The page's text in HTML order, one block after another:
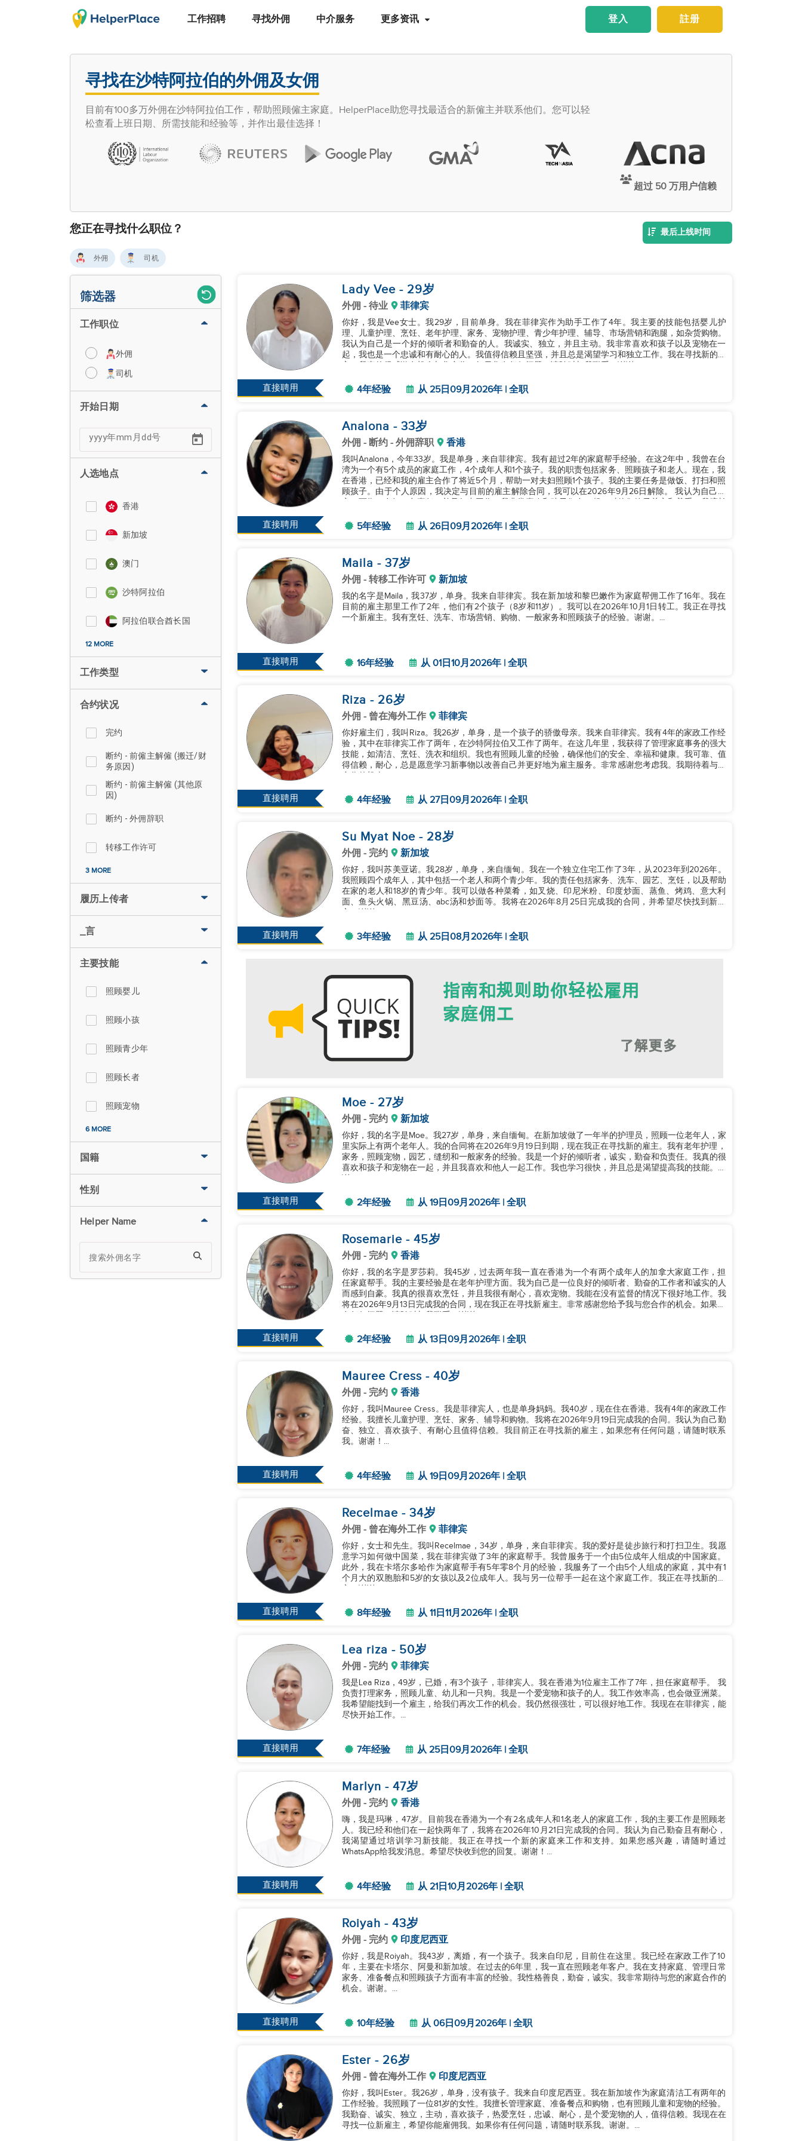
工作招聘 寻找外佣 中介服务 更多资讯 註册
登入
寻找在沙特阿拉伯的外佣及女佣
目前有100多万外佣在沙特阿拉伯工作，帮助照顾僱主家庭。HelperPlace助您寻找最适合的新僱主并联系他们。您可以轻
松查看上班日期、所需技能和经验等，并作出最佳选择！
超过 50 万用户信赖
您正在寻找什么职位？ 最后上线时间
外佣 司机
筛选器
工作职位
外佣
司机
开始日期
人选地点
香港
新加坡
澳门
沙特阿拉伯
阿拉伯联合酋长国
12 MORE
工作类型
合约状况
完约
断约 - 前僱主解僱 (搬迁/财
务原因)
断约 - 前僱主解僱 (其他原
因)
断约 - 外佣辞职
转移工作许可
3 MORE
履历上传者
_言
主要技能
照顾婴儿
照顾小孩
照顾青少年
照顾长者
照顾宠物
6 MORE
国籍
性别
Helper Name
直接聘用
Lady Vee - 29岁
外佣 - 待业 菲律宾
你好，我是Vee女士。我29岁，目前单身。我在菲律宾作为助手工作了4年。我主要的技能包括婴儿护
理、儿童护理、烹饪、老年护理、家务、宠物护理、青少年护理、辅导、市场营销和跑腿，如杂货购物。
我认为自己是一个好的倾听者和勤奋的人。我诚实、独立，并且主动。我非常喜欢和孩子以及宠物在一
起，我也是一个忠诚和有耐心的人。我值得信赖且坚强，并且总是渴望学习和独立工作。我在寻找新的雇
4年经验 从 25日09月2026年 | 全职
直接聘用
Analona - 33岁
外佣 - 断约 - 外佣辞职 香港
我叫Analona，今年33岁。我是单身，来自菲律宾。我有超过2年的家庭帮手经验。在这2年中，我曾在台
湾为一个有5个成员的家庭工作，4个成年人和1个孩子。我的职责包括家务、照顾孩子和老人。现在，我
在香港，已经和我的雇主合作了将近5个月，帮助一对夫妇照顾1个孩子。我的主要任务是做饭、打扫和照
顾孩子。由于个人原因，我决定与目前的雇主解除合同，我可以在2026年9月26日解除。 我认为自己耐
5年经验 从 26日09月2026年 | 全职
直接聘用
Maila - 37岁
外佣 - 转移工作许可 新加坡
我的名字是Maila，我37岁，单身。我来自菲律宾。我在新加坡和黎巴嫩作为家庭帮佣工作了16年。我在
目前的雇主那里工作了2年，他们有2个孩子（8岁和11岁）。我可以在2026年10月1日转工。我正在寻找
一个新雇主。我有烹饪、洗车、市场营销、购物、一般家务和照顾孩子的经验。谢谢。...
16年经验 从 01日10月2026年 | 全职
直接聘用
Riza - 26岁
外佣 - 曾在海外工作 菲律宾
你好雇主们，我叫Riza。我26岁，单身，是一个孩子的骄傲母亲。我来自菲律宾。我有4年的家政工作经
验，其中在菲律宾工作了两年，在沙特阿拉伯又工作了两年。在这几年里，我获得了管理家庭事务的强大
技能，如清洁、烹饪、洗衣和组织。我也有照顾儿童的经验，确保他们的安全、幸福和健康。我可靠、值
得信赖，耐心，总是愿意学习新事物以改善自己并更好地为雇主服务。非常感谢您考虑我。我期待着与您
4年经验 从 27日09月2026年 | 全职
直接聘用
Su Myat Noe - 28岁
外佣 - 完约 新加坡
你好，我叫苏美亚诺。我28岁，单身，来自缅甸。我在一个独立住宅工作了3年，从2023年到2026年。
我照顾四个成年人，其中包括一个老人和两个青少年。我的责任包括家务、洗车、园艺、烹饪，以及帮助
在家的老人和18岁的青少年。我可以做各种菜肴，如叉烧、印尼米粉、印度炒面、蒸鱼、烤鸡、意大利
面、鱼头火锅、黑豆汤、abc汤和炒面等。我将在2026年8月25日完成我的合同，并希望尽快找到新雇
3年经验 从 25日08月2026年 | 全职
直接聘用
Moe - 27岁
外佣 - 完约 新加坡
你好，我的名字是Moe。我27岁，单身，来自缅甸。在新加坡做了一年半的护理员，照顾一位老年人，家
里实际上有两个老年人。我的合同将在2026年9月19日到期，现在我正在寻找新的雇主。我有老年护理，
家务，照顾宠物，园艺，缝纫和一般家务的经验。我是一个好的倾听者，诚实，勤奋和负责任。我真的很
喜欢和孩子和宠物在一起，并且我喜欢和他人一起工作。我也学习很快，并且总是渴望提高我的技能。谢
2年经验 从 19日09月2026年 | 全职
直接聘用
Rosemarie - 45岁
外佣 - 完约 香港
你好，我的名字是罗莎莉。我45岁，过去两年我一直在香港为一个有两个成年人的加拿大家庭工作，担
任家庭帮手。我的主要经验是在老年护理方面。我为自己是一位良好的倾听者、勤奋的工作者和诚实的人
而感到自豪。我真的很喜欢烹饪，并且我很有耐心，喜欢宠物。我能在没有监督的情况下很好地工作。我
将在2026年9月13日完成我的合同，现在我正在寻找新雇主。非常感谢您给予我与您合作的机会。如果您
2年经验 从 13日09月2026年 | 全职
直接聘用
Mauree Cress - 40岁
外佣 - 完约 香港
你好，我叫Mauree Cress。我是菲律宾人，也是单身妈妈。我40岁，现在住在香港。我有4年的家政工作
经验。我擅长儿童护理、烹饪、家务、辅导和购物。我将在2026年9月19日完成我的合同。我认为自己勤
奋、独立、喜欢孩子、有耐心且值得信赖。我目前正在寻找新的雇主，如果您有任何问题，请随时联系
我。谢谢！...
4年经验 从 19日09月2026年 | 全职
直接聘用
Recelmae - 34岁
外佣 - 曾在海外工作 菲律宾
你好，女士和先生。我叫Recelmae，34岁，单身，来自菲律宾。我的爱好是徒步旅行和打扫卫生。我愿
意学习如何做中国菜，我在菲律宾做了3年的家庭帮手。我曾服务于一个由5位成年人组成的中国家庭。
此外，我在卡塔尔多哈作为家庭帮手有5年零8个月的经验，我服务了一个由5个人组成的家庭，其中有1
个月大的双胞胎和5岁的女孩以及2位成年人。我与另一位帮手一起在这个家庭工作。我正在寻找新的雇
8年经验 从 11日11月2026年 | 全职
直接聘用
Lea riza - 50岁
外佣 - 完约 菲律宾
我是Lea Riza，49岁，已婚，有3个孩子，菲律宾人。我在香港为1位雇主工作了7年，担任家庭帮手。 我
负责打理家务，照顾儿童、幼儿和一只狗。我是一个爱宠物和孩子的人。我工作效率高，也会做亚洲菜。
我希望能找到一个雇主，给我们再次工作的机会。我仍然很强壮，可以很好地工作。我现在在菲律宾，能
尽快开始工作。...
7年经验 从 25日09月2026年 | 全职
直接聘用
Marlyn - 47岁
外佣 - 完约 香港
嗨，我是玛琳，47岁。目前我在香港为一个有2名成年人和1名老人的家庭工作，我的主要工作是照顾老
人。我已经和他们在一起快两年了，我将在2026年10月21日完成我的合同。我认为自己勤奋且有耐心，
我渴望通过培训学习新技能。我正在寻找一个新的家庭来工作和支持。如果您感兴趣，请随时通过
WhatsApp给我发消息。希望尽快收到您的回复。谢谢！...
4年经验 从 21日10月2026年 | 全职
直接聘用
Roiyah - 43岁
外佣 - 完约 印度尼西亚
你好，我是Roiyah。我43岁，离婚，有一个孩子。我来自印尼，目前住在这里。我已经在家政工作了10
年，主要在卡塔尔、阿曼和新加坡。在过去的6年里，我一直在照顾老年客户。我在支持家庭、管理日常
家务、准备餐点和照顾孩子方面有丰富的经验。我性格善良，勤奋，诚实。我非常期待与您的家庭合作的
机会。谢谢。...
10年经验 从 06日09月2026年 | 全职
Ester - 26岁
外佣 - 曾在海外工作 印度尼西亚
你好，我叫Ester。我26岁，单身，没有孩子。我来自印度尼西亚。我在新加坡作为家庭清洁工有两年的
工作经验。我照顾了一位81岁的女性。我擅长管理家庭、准备餐点和购物，也有照顾儿童和宠物的经验。
我勤奋、诚实、独立，主动，喜欢孩子，热爱烹饪，忠诚、耐心，是个爱宠物的人，值得信赖。我现在在
寻找一位新雇主，希望你能雇佣我。如果你有任何问题，请随时联系我。谢谢。...